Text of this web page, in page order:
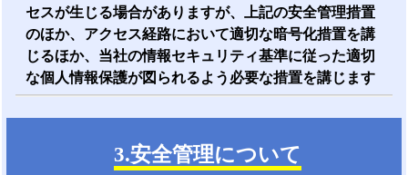
セスが生じる場合がありますが、上記の安全管理措置
のほか、アクセス経路において適切な暗号化措置を講
じるほか、当社の情報セキュリティ基準に従った適切
な個人情報保護が図られるよう必要な措置を講じます
3.安全管理について